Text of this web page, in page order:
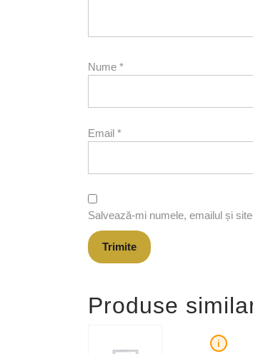
Nume *
Email *
Salvează-mi numele, emailul și
Produse
i